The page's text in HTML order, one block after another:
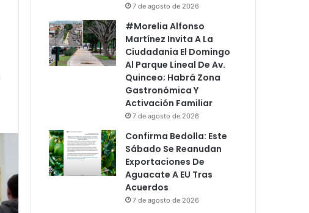
7 de agosto de 2026
#Morelia Alfonso
Martínez Invita A La
Ciudadania El Domingo
Al Parque Lineal De Av.
Quinceo; Habrá Zona
Gastronómica Y
Activación Familiar
7 de agosto de 2026
Confirma Bedolla: Este
Sábado Se Reanudan
Exportaciones De
Aguacate A EU Tras
Acuerdos
7 de agosto de 2026